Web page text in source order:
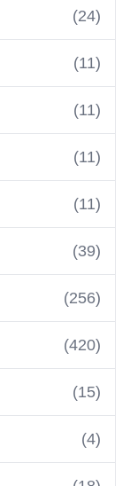
(24)
(11)
(11)
(11)
(11)
(39)
(256)
(420)
(15)
(4)